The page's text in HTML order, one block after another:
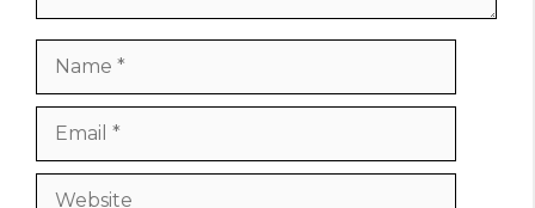
Website